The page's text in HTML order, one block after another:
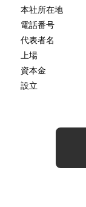
本社所在地
電話番号
代表者名
上場
資本金
設立